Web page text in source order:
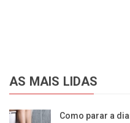
AS MAIS LIDAS
Como parar a